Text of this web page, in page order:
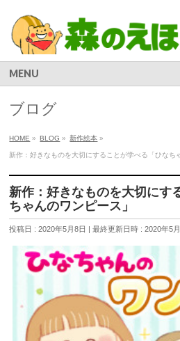
MENU
ブログ
HOME » BLOG » 新作絵本 »
新作：好きなものを大切にすることが学べる「ひなち
新作：好きなものを大切にす
ちゃんのワンピース」
投稿日 : 2020年5月8日 最終更新日時 : 2020年5